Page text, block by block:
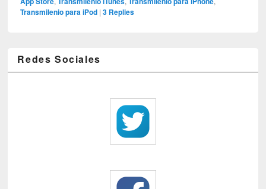
Transmilenio para iPod |3 Replies
Redes Sociales